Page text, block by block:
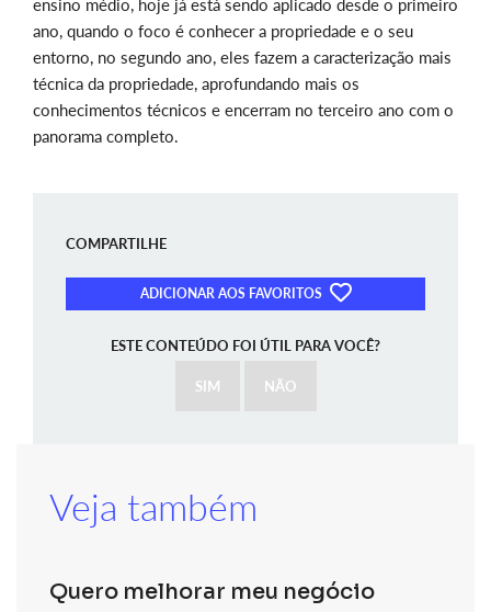
ensino médio, hoje já está sendo aplicado desde o primeiro
ano, quando o foco é conhecer a propriedade e o seu
entorno, no segundo ano, eles fazem a caracterização mais
técnica da propriedade, aprofundando mais os
conhecimentos técnicos e encerram no terceiro ano com o
panorama completo.
COMPARTILHE
ADICIONAR AOS FAVORITOS
ESTE CONTEÚDO FOI ÚTIL PARA VOCÊ?
SIM NÃO
Veja também
Quero melhorar meu negócio